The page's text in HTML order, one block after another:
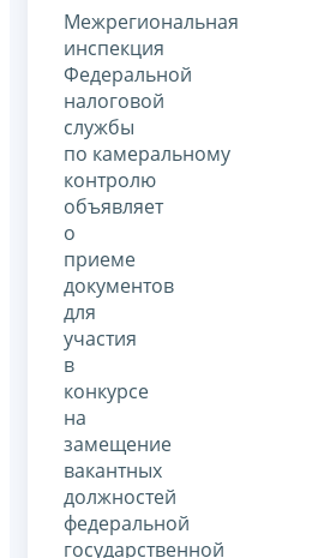
Межрегиональная
инспекция
Федеральной
налоговой
службы
по камеральному
контролю
объявляет
о
приеме
документов
для
участия
в
конкурсе
на
замещение
вакантных
должностей
федеральной
государственной